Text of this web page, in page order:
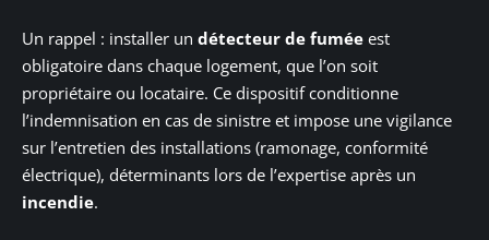
Un rappel : installer un détecteur de fumée est
obligatoire dans chaque logement, que l’on soit
propriétaire ou locataire. Ce dispositif conditionne
l’indemnisation en cas de sinistre et impose une vigilance
sur l’entretien des installations (ramonage, conformité
électrique), déterminants lors de l’expertise après un
incendie.